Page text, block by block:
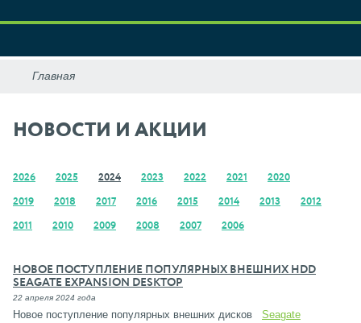
НОВОСТИ И АКЦИИ
2026 2025 2024 2023 2022 2021 2020
2019 2018 2017 2016 2015 2014 2013 2012
2011 2010 2009 2008 2007 2006
НОВОЕ ПОСТУПЛЕНИЕ ПОПУЛЯРНЫХ ВНЕШНИХ HDD
SEAGATE EXPANSION DESKTOP
22 апреля 2024 года
Новое поступление популярных внешних дисков Seagate